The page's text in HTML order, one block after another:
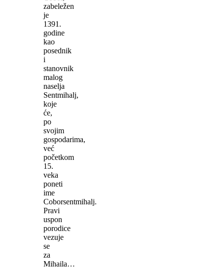
zabeležen
je
1391.
godine
kao
posednik
i
stanovnik
malog
naselja
Sentmihalj,
koje
će,
po
svojim
gospodarima,
već
početkom
15.
veka
poneti
ime
Coborsentmihalj.
Pravi
uspon
porodice
vezuje
se
za
Mihaila…